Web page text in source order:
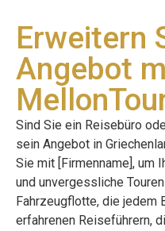
Erweitern
Angebot
Sind Sie ein Reisebüro
sein Angebot in
Sie mit [Firmenname], um
und unvergessliche
Fahrzeugflotte, die jedem
erfahrenen Reiseführern,